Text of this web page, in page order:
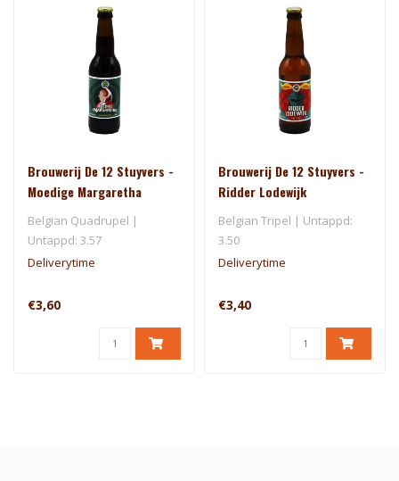
Brouwerij De 12 Stuyvers -
Moedige Margaretha
Belgian Quadrupel |
Untappd: 3.57
Deliverytime
€3,60
Brouwerij De 12 Stuyvers -
Ridder Lodewijk
Belgian Tripel | Untappd:
3.50
Deliverytime
€3,40